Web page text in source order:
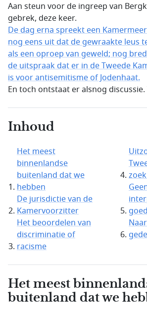
Aan steun voor de ingreep van
gebrek, deze keer.
De dag erna spreekt een
nog eens uit dat de gewraakte leus
als een oproep van geweld; nog
de uitspraak dat er in de Tweede
is voor antisemitisme of Jodenhaat.
En toch ontstaat er alsnog
Inhoud
Het meest
binnenlandse
buitenland dat we
hebben
De jurisdictie van de
Kamervoorzitter
Het beoordelen van
discriminatie of
racisme
Het meest
buitenland dat we